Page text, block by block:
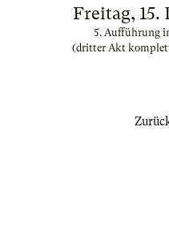
Freitag, 15.
5. Aufführung
(dritter Akt